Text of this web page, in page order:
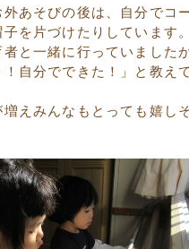
あそびの後は、自分でコ
を片づけたりしています。
と一緒に行っていました
自分でできた！」と教え
えみんなもとっても嬉し